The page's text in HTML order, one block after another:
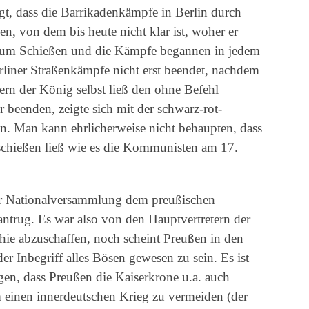
dass die Barrikadenkämpfe in Berlin durch
von dem bis heute nicht klar ist, woher er
Schießen und die Kämpfe begannen in jedem
Straßenkämpfe nicht erst beendet, nachdem
der König selbst ließ den ohne Befehl
zeigte sich mit der schwarz-rot-
Man kann ehrlicherweise nicht behaupten, dass
ließ wie es die Kommunisten am 17.
dem preußischen
Es war also von den Hauptvertretern der
abzuschaffen, noch scheint Preußen in den
Inbegriff alles Bösen gewesen zu sein. Es ist
dass Preußen die Kaiserkrone u.a. auch
innerdeutschen Krieg zu vermeiden (der